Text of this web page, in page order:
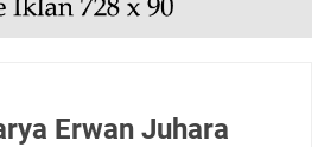
Erwan Juhara